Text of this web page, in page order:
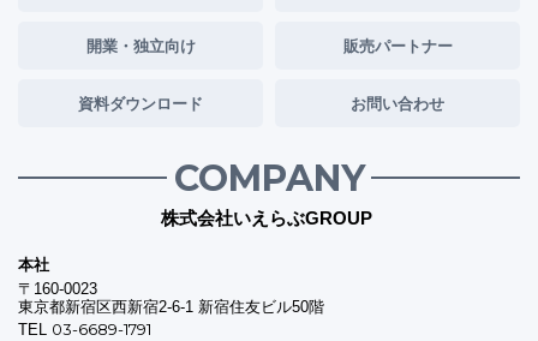
開業・独立向け 販売パートナー
資料ダウンロード お問い合わせ
COMPANY
株式会社いえらぶGROUP
本社
〒160-0023
東京都新宿区西新宿2-6-1 新宿住友ビル50階
TEL 03-6689-1791